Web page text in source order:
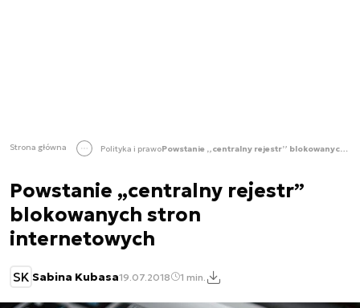
Strona główna Polityka i prawo Powstanie „centralny rejestr” blokowanych stron internetowych
Powstanie „centralny rejestr”
blokowanych stron
internetowych
SK Sabina Kubasa19.07.2018 1 min.